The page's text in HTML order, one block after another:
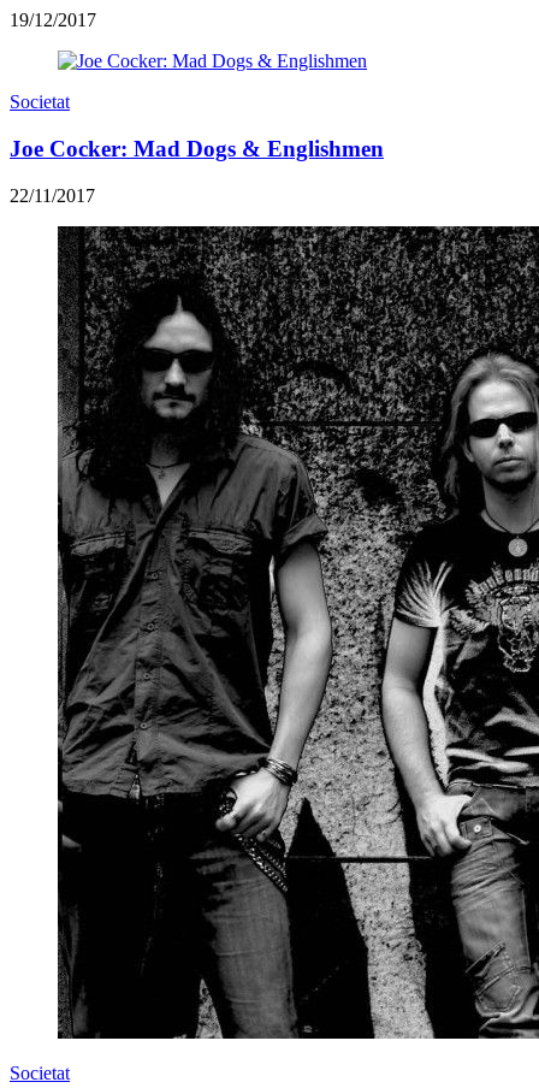
19/12/2017
Societat
Joe Cocker: Mad Dogs & Englishmen
22/11/2017
Societat